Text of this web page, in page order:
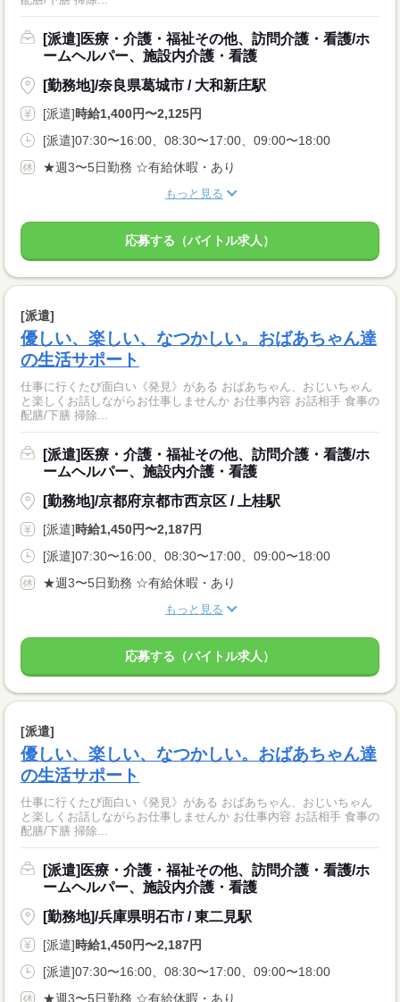
[派遣]医療・介護・福祉その他、訪問介護・看護/ホ
ームヘルパー、施設内介護・看護
[勤務地]/奈良県葛城市 / 大和新庄駅
[派遣]時給1,400円〜2,125円
[派遣]07:30〜16:00、08:30〜17:00、09:00〜18:00
★週3〜5日勤務 ☆有給休暇・あり
もっと見る
応募する（バイトル求人）
[派遣]
優しい、楽しい、なつかしい。おばあちゃん達
の生活サポート
仕事に行くたび面白い《発見》がある おばあちゃん、おじいちゃん
と楽しくお話しながらお仕事しませんか お仕事内容 お話相手 食事の
配膳/下膳 掃除...
[派遣]医療・介護・福祉その他、訪問介護・看護/ホ
ームヘルパー、施設内介護・看護
[勤務地]/京都府京都市西京区 / 上桂駅
[派遣]時給1,450円〜2,187円
[派遣]07:30〜16:00、08:30〜17:00、09:00〜18:00
★週3〜5日勤務 ☆有給休暇・あり
もっと見る
応募する（バイトル求人）
[派遣]
優しい、楽しい、なつかしい。おばあちゃん達
の生活サポート
仕事に行くたび面白い《発見》がある おばあちゃん、おじいちゃん
と楽しくお話しながらお仕事しませんか お仕事内容 お話相手 食事の
配膳/下膳 掃除...
[派遣]医療・介護・福祉その他、訪問介護・看護/ホ
ームヘルパー、施設内介護・看護
[勤務地]/兵庫県明石市 / 東二見駅
[派遣]時給1,450円〜2,187円
[派遣]07:30〜16:00、08:30〜17:00、09:00〜18:00
★週3〜5日勤務 ☆有給休暇・あり